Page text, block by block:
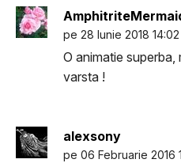
pe 28 Iunie 2018 14:02
O animatie
varsta !
alexsony
pe 06 Februarie 2016